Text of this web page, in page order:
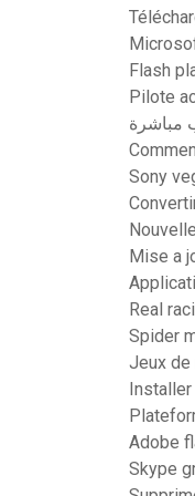
Flash
Pilote
مباشرة
Sony
Mise a
Real
Spider
Jeux de
Installer
Adobe
Skype